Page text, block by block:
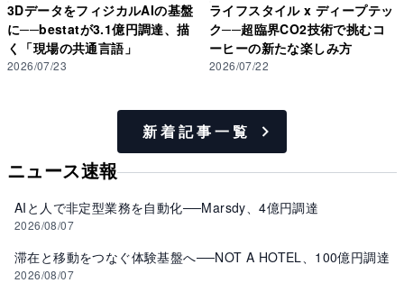
3DデータをフィジカルAIの基盤
に──bestatが3.1億円調達、描
く「現場の共通言語」
2026/07/23
ライフスタイル x ディープテッ
ク──超臨界CO2技術で挑むコ
ーヒーの新たな楽しみ方
2026/07/22
新着記事一覧
ニュース速報
AIと人で非定型業務を自動化──Marsdy、4億円調達
2026/08/07
滞在と移動をつなぐ体験基盤へ──NOT A HOTEL、100億円調達
2026/08/07